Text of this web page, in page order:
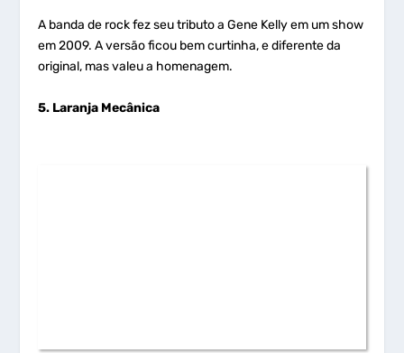
A banda de rock fez seu tributo a Gene Kelly em um show
em 2009. A versão ficou bem curtinha, e diferente da
original, mas valeu a homenagem.
5. Laranja Mecânica